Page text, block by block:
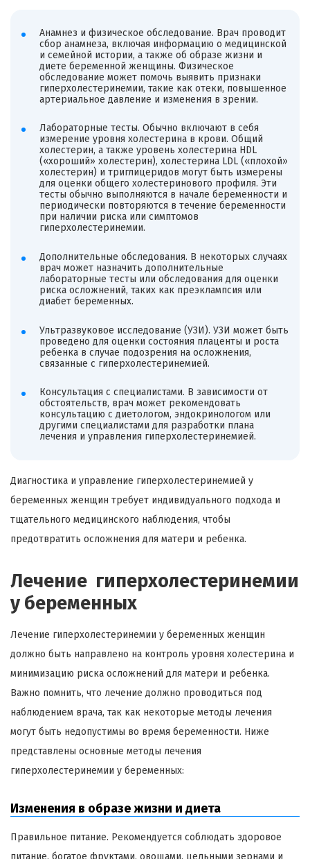
Анамнез и физическое обследование. Врач проводит
сбор анамнеза, включая информацию о медицинской
и семейной истории, а также об образе жизни и
диете беременной женщины. Физическое
обследование может помочь выявить признаки
гиперхолестеринемии, такие как отеки, повышенное
артериальное давление и изменения в зрении.
Лабораторные тесты. Обычно включают в себя
измерение уровня холестерина в крови. Общий
холестерин, а также уровень холестерина HDL
(«хороший» холестерин), холестерина LDL («плохой»
холестерин) и триглицеридов могут быть измерены
для оценки общего холестеринового профиля. Эти
тесты обычно выполняются в начале беременности и
периодически повторяются в течение беременности
при наличии риска или симптомов
гиперхолестеринемии.
Дополнительные обследования. В некоторых случаях
врач может назначить дополнительные
лабораторные тесты или обследования для оценки
риска осложнений, таких как преэклампсия или
диабет беременных.
Ультразвуковое исследование (УЗИ). УЗИ может быть
проведено для оценки состояния плаценты и роста
ребенка в случае подозрения на осложнения,
связанные с гиперхолестеринемией.
Консультация с специалистами. В зависимости от
обстоятельств, врач может рекомендовать
консультацию с диетологом, эндокринологом или
другими специалистами для разработки плана
лечения и управления гиперхолестеринемией.
Диагностика и управление гиперхолестеринемией у
беременных женщин требует индивидуального подхода и
тщательного медицинского наблюдения, чтобы
предотвратить осложнения для матери и ребенка.
Лечение гиперхолестеринемии
у беременных
Лечение гиперхолестеринемии у беременных женщин
должно быть направлено на контроль уровня холестерина и
минимизацию риска осложнений для матери и ребенка.
Важно помнить, что лечение должно проводиться под
наблюдением врача, так как некоторые методы лечения
могут быть недопустимы во время беременности. Ниже
представлены основные методы лечения
гиперхолестеринемии у беременных:
Изменения в образе жизни и диета
Правильное питание. Рекомендуется соблюдать здоровое
питание, богатое фруктами, овощами, цельными зернами и